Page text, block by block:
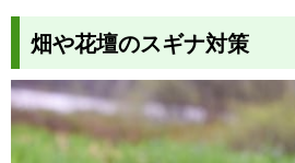
畑や花壇のスギナ対策